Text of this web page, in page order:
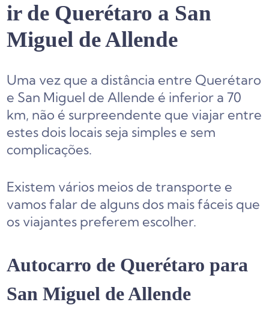
ir de Querétaro a San
Miguel de Allende
Uma vez que a distância entre Querétaro
e San Miguel de Allende é inferior a 70
km, não é surpreendente que viajar entre
estes dois locais seja simples e sem
complicações.
Existem vários meios de transporte e
vamos falar de alguns dos mais fáceis que
os viajantes preferem escolher.
Autocarro de Querétaro para
San Miguel de Allende